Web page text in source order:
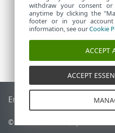
End of Life Base de
© 1992 - 2026 ESET, spol. s r.o. -
withdraw your consent or
anytime by clicking the
footer or in your account
information, see ourCookie
ACCEPT
ACCEPT